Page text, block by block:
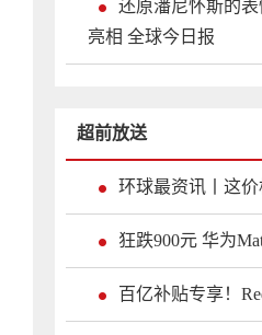
还原潘尼怀斯的
亮相 全球今日报
超前放送
环球最资讯丨这
狂跌900元 华为
百亿补贴专享！